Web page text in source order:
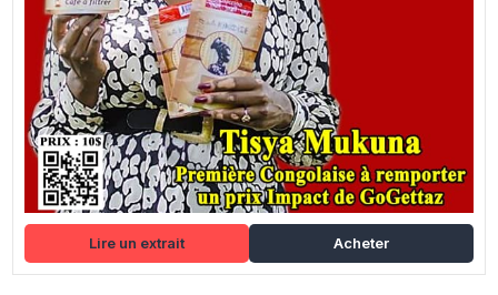
Lire un extrait Acheter